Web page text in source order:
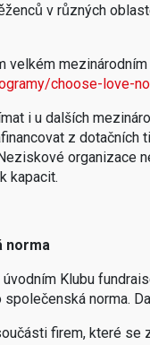
v různých
velkém
choose-love-
i u dalších
z
organizace
kapacit.
norma
Klubu
norma.
firem, které se